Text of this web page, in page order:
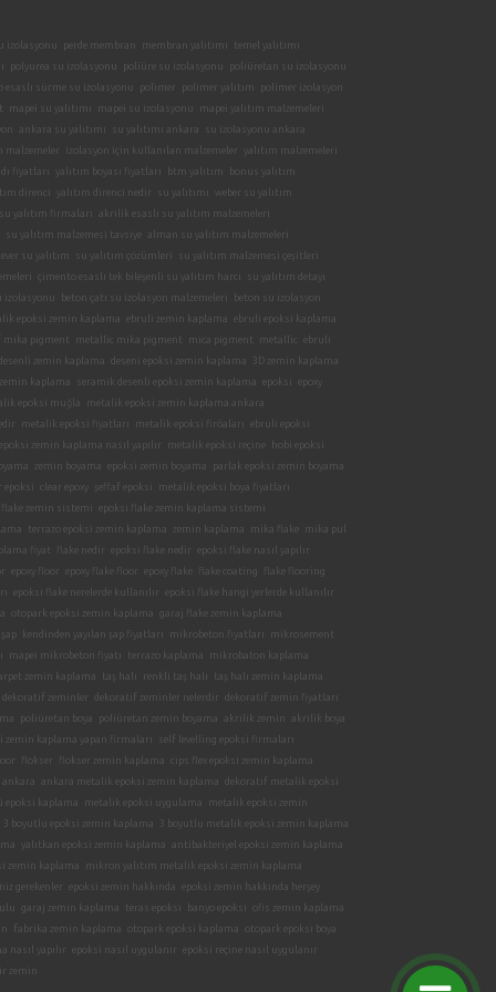
izolasyonu perde membran membran yalıtımı
temel yalıtımı
polyurea su izolasyonu poliüre su izolasyonu
poliüretan su izolasyonu
esaslı sürme su izolasyonu polimer polimer yalıtım
polimer izolasyon
mapei su yalıtımı mapei su izolasyonu
mapei yalıtım malzemeleri
ankara su yalıtımı su yalıtımı ankara
su izolasyonu ankara
malzemeler izolasyon için kullanılan malzemeler
yalıtım malzemeleri
fiyatları yalıtım boyası fiyatları btm yalıtım
bonus yalıtım
direnci yalıtım direnci nedir su yalıtımı
weber su yalıtım
yalıtım firmaları akrilik esaslı su yalıtım malzemeleri
su yalıtım malzemesi tavsiye alman su yalıtım malzemeleri
su yalıtım su yalıtım çözümleri
su yalıtım malzemesi çeşitleri
çimento esaslı tek bileşenli su yalıtım harcı
su yalıtım detayı
izolasyonu beton çatı su izolasyon malzemeleri
beton su izolasyon
epoksi zemin kaplama ebruli zemin kaplama ebruli epoksi kaplama
mika pigment metallic mika pigment mica pigment metallic
ebruli
zemin kaplama deseni epoksi zemin kaplama
3D zemin kaplama
kaplama seramik desenli epoksi zemin kaplama epoksi epoxy
epoksi muğla
metalik epoksi zemin kaplama ankara
metalik epoksi fiyatları metalik epoksi firöaları ebruli epoksi
zemin kaplama nasıl yapılır metalik epoksi reçine
hobi epoksi
zemin boyama epoksi zemin boyama
parlak epoksi zemin boyama
epoksi clear epoxy şeffaf epoksi
metalik epoksi boya fiyatları
flake zemin sistemi
epoksi flake zemin kaplama sistemi
terrazo epoksi zemin kaplama zemin kaplama mika flake mika pul
fiyat flake nedir epoksi flake nedir
epoksi flake nasıl yapılır
epoxy floor epoxy flake floor epoxy flake flake coating
flake flooring
epoksi flake nerelerde kullanılır
epoksi flake hangi yerlerde kullanılır
otopark epoksi zemin kaplama garaj flake zemin kaplama
kendinden yayılan şap fiyatları mikrobeton fiyatları
mikrosement
mapei mikrobeton fiyatı terrazo kaplama
mikrobaton kaplama
zemin kaplama taş halı renkli taş halı
taş halı zemin kaplama
dekoratif zeminler dekoratif zeminler nelerdir
dekoratif zemin fiyatları
poliüretan boya poliüretan zemin boyama akrilik zemin akrilik boya
zemin kaplama yapan firmaları
self levelling epoksi firmaları
flokser flokser zemin kaplama cips flex epoksi zemin kaplama
ankara ankara metalik epoksi zemin kaplama dekoratif metalik epoksi
kaplama metalik epoksi uygulama
metalik epoksi zemin
3 boyutlu epoksi zemin kaplama
3 boyutlu metalik epoksi zemin kaplama
yalıtkan epoksi zemin kaplama antibakteriyel epoksi zemin kaplama
zemin kaplama
mikron yalıtım metalik epoksi zemin kaplama
gerekenler epoksi zemin hakkında epoksi zemin hakkında herşey
garaj zemin kaplama teras epoksi banyo epoksi ofis zemin kaplama
fabrika zemin kaplama otopark epoksi kaplama otopark epoksi boya
nasıl yapılır epoksi nasıl uygulanır
epoksi reçine nasıl uygulanır
zemin